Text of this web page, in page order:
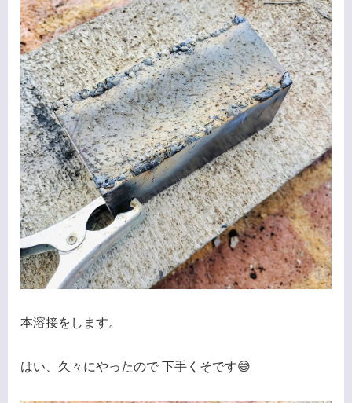
本溶接をします。
はい、久々にやったので 下手くそです😅